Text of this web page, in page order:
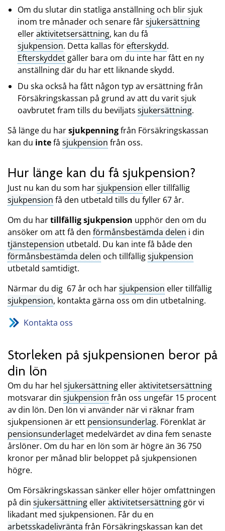
Om du slutar din statliga anställning och blir sjuk
inom tre månader och senare fårsjukersättning
elleraktivitetsersättning, kan du få
sjukpension. Detta kallas för efterskydd.
Efterskyddet gäller bara om du inte har fått en ny
anställning där du har ett liknande skydd.
Du ska också ha fått någon typ av ersättning från
Försäkringskassan på grund av att du varit sjuk
oavbrutet fram tills du beviljats sjukersättning.
Så länge du harsjukpenningfrån Försäkringskassan
kan du intefå sjukpension från oss.
Hur länge kan du få sjukpension?
Just nu kan du som harsjukpension eller tillfällig
sjukpension få den utbetald tills du fyller 67 år.
Om du hartillfällig sjukpension upphör den om du
ansöker om att få den förmånsbestämda delen i din
tjänstepension utbetald. Du kan inte få både den
förmånsbestämda delen och tillfälligsjukpension
utbetald samtidigt.
Närmar du dig 67 år och harsjukpension eller tillfällig
sjukpension, kontakta gärna oss om din utbetalning.
Kontakta oss
Storleken på sjukpensionen beror på
din lön
Om du har hel sjukersättning elleraktivitetsersättning
motsvarar din sjukpension från oss ungefär 15 procent
av din lön. Den lön vi använder när vi räknar fram
sjukpensionen är ett pensionsunderlag. Förenklat är
pensionsunderlaget medelvärdet av dina fem senaste
årslöner. Om du har en lön som är högre än 36 750
kronor per månad blir beloppet på sjukpensionen
högre.
Om Försäkringskassan sänker eller höjer omfattningen
på din sjukersättning elleraktivitetsersättninggör vi
likadant med sjukpensionen. Får du en
arbetsskadelivränta från Försäkringskassan kan det